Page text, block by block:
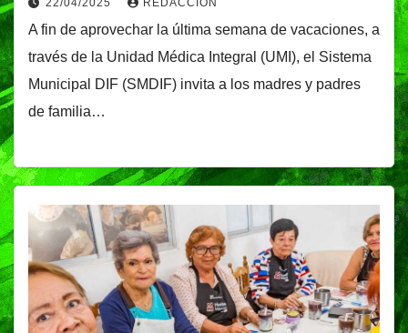
A fin de aprovechar la última semana de vacaciones, a
través de la Unidad Médica Integral (UMI), el Sistema
Municipal DIF (SMDIF) invita a los madres y padres
de familia…